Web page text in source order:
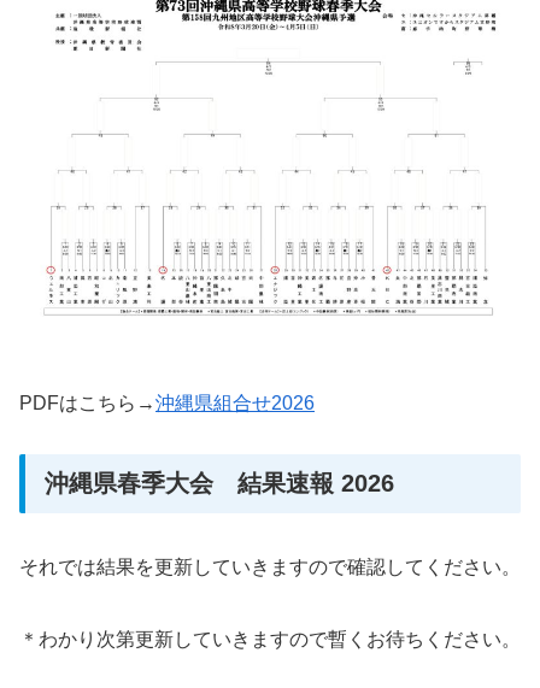
PDFはこちら→沖縄県組合せ2026
沖縄県春季大会 結果速報 2026
それでは結果を更新していきますので確認してください。
＊わかり次第更新していきますので暫くお待ちください。